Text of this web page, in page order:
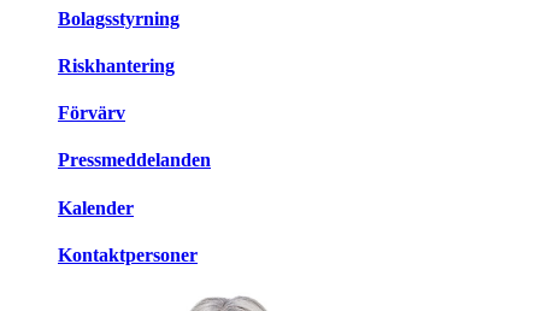
Bolagsstyrning
Riskhantering
Förvärv
Pressmeddelanden
Kalender
Kontaktpersoner